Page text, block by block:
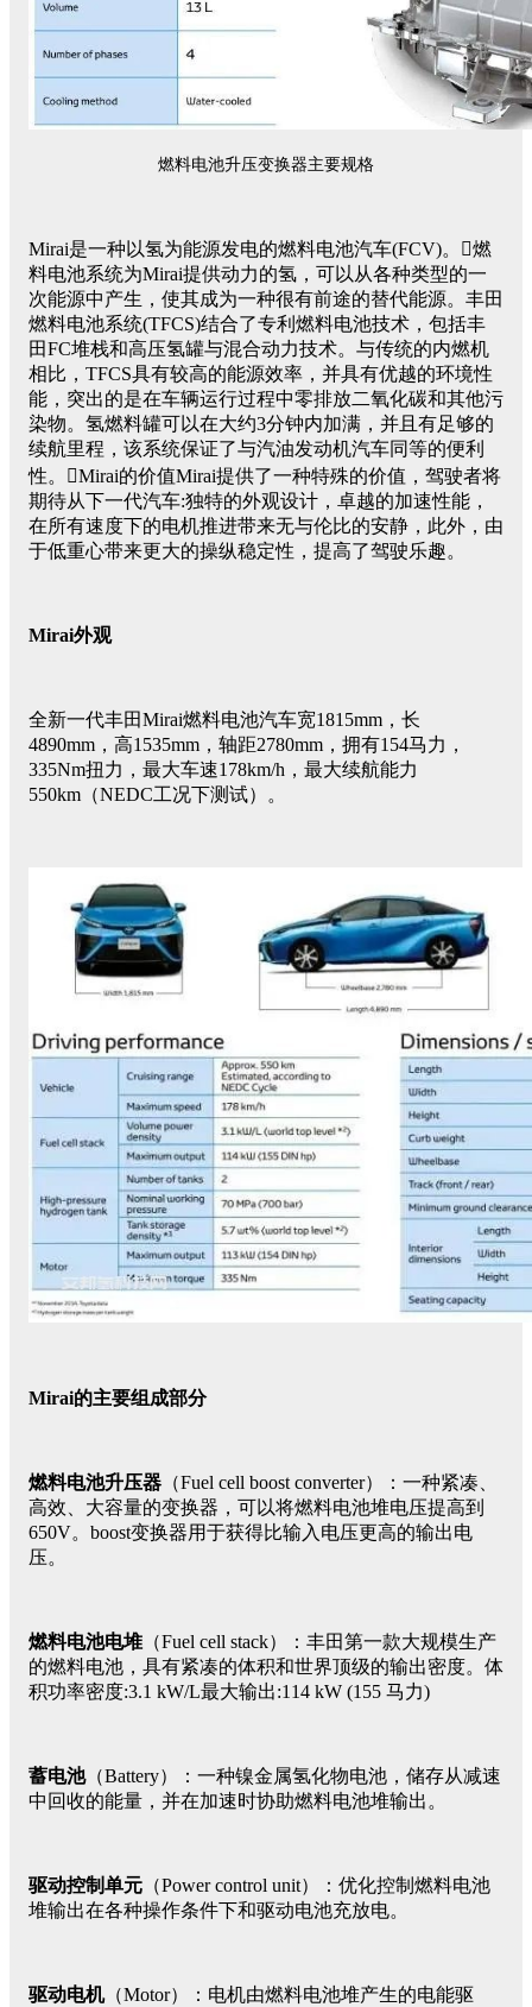
燃料电池升压变换器主要规格
Mirai是一种以氢为能源发电的燃料电池汽车(FCV)。燃
料电池系统为Mirai提供动力的氢，可以从各种类型的一
次能源中产生，使其成为一种很有前途的替代能源。丰田
燃料电池系统(TFCS)结合了专利燃料电池技术，包括丰
田FC堆栈和高压氢罐与混合动力技术。与传统的内燃机
相比，TFCS具有较高的能源效率，并具有优越的环境性
能，突出的是在车辆运行过程中零排放二氧化碳和其他污
染物。氢燃料罐可以在大约3分钟内加满，并且有足够的
续航里程，该系统保证了与汽油发动机汽车同等的便利
性。Mirai的价值Mirai提供了一种特殊的价值，驾驶者将
期待从下一代汽车:独特的外观设计，卓越的加速性能，
在所有速度下的电机推进带来无与伦比的安静，此外，由
于低重心带来更大的操纵稳定性，提高了驾驶乐趣。
Mirai外观
全新一代丰田Mirai燃料电池汽车宽1815mm，长
4890mm，高1535mm，轴距2780mm，拥有154马力，
335Nm扭力，最大车速178km/h，最大续航能力
550km（NEDC工况下测试）。
Mirai的主要组成部分
燃料电池升压器 （Fuel cell boost converter）：一种紧凑、
高效、大容量的变换器，可以将燃料电池堆电压提高到
650V。boost变换器用于获得比输入电压更高的输出电
压。
燃料电池电堆 （Fuel cell stack）：丰田第一款大规模生产
的燃料电池，具有紧凑的体积和世界顶级的输出密度。体
积功率密度:3.1 kW/L最大输出:114 kW (155 马力)
蓄电池（Battery）：一种镍金属氢化物电池，储存从减速
中回收的能量，并在加速时协助燃料电池堆输出。
驱动控制单元 （Power control unit）：优化控制燃料电池
堆输出在各种操作条件下和驱动电池充放电。
驱动电机（Motor）：电机由燃料电池堆产生的电能驱